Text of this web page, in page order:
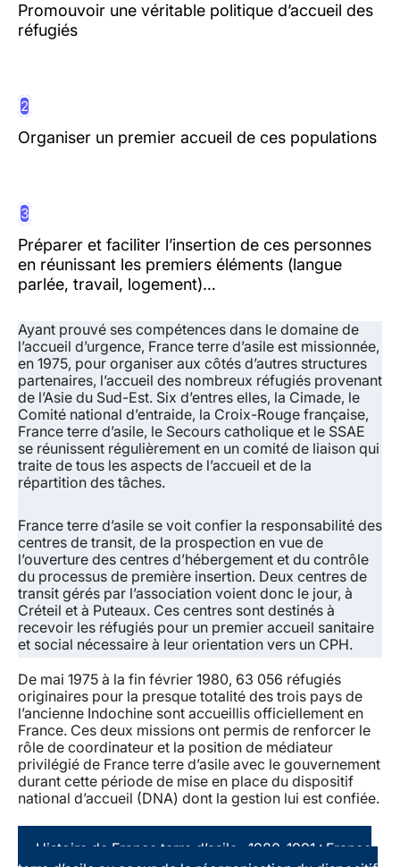
Promouvoir une véritable politique d’accueil des
réfugiés
2
Organiser un premier accueil de ces populations
3
Préparer et faciliter l’insertion de ces personnes
en réunissant les premiers éléments (langue
parlée, travail, logement)…
Ayant prouvé ses compétences dans le domaine de
l’accueil d’urgence, France terre d’asile est missionnée,
en 1975, pour organiser aux côtés d’autres structures
partenaires, l’accueil des nombreux réfugiés provenant
de l’Asie du Sud-Est. Six d’entres elles, la Cimade, le
Comité national d’entraide, la Croix-Rouge française,
France terre d’asile, le Secours catholique et le SSAE
se réunissent régulièrement en un comité de liaison qui
traite de tous les aspects de l’accueil et de la
répartition des tâches.
France terre d’asile se voit confier la responsabilité des
centres de transit, de la prospection en vue de
l’ouverture des centres d’hébergement et du contrôle
du processus de première insertion. Deux centres de
transit gérés par l’association voient donc le jour, à
Créteil et à Puteaux. Ces centres sont destinés à
recevoir les réfugiés pour un premier accueil sanitaire
et social nécessaire à leur orientation vers un CPH.
De mai 1975 à la fin février 1980, 63 056 réfugiés
originaires pour la presque totalité des trois pays de
l’ancienne Indochine sont accueillis officiellement en
France. Ces deux missions ont permis de renforcer le
rôle de coordinateur et la position de médiateur
privilégié de France terre d’asile avec le gouvernement
durant cette période de mise en place du dispositif
national d’accueil (DNA) dont la gestion lui est confiée.
Histoire de France terre d’asile : 1980-1991 : France